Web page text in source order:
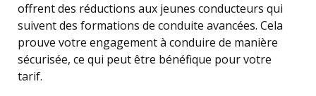
offrent des réductions aux jeunes conducteurs qui
suivent des formations de conduite avancées. Cela
prouve votre engagement à conduire de manière
sécurisée, ce qui peut être bénéfique pour votre
tarif.